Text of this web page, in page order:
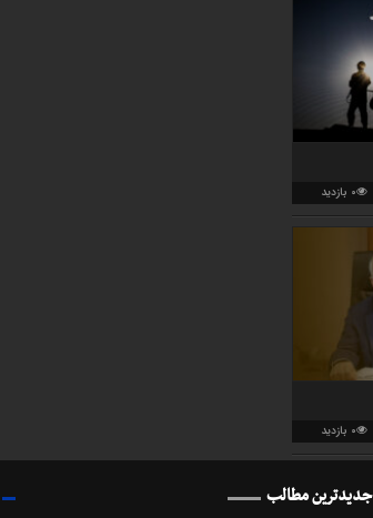
0 بازدید
0 بازدید
جدیدترین مطالب